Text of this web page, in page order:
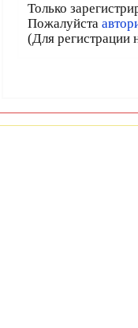
Только
Пожалуйста
(Для регистрации